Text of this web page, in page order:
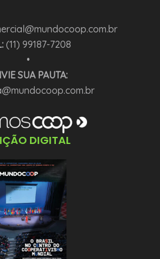
(11) 99187-7208
•
SUA PAUTA:
DIGITAL